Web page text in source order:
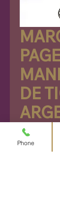
DE
9,90 €
Phone